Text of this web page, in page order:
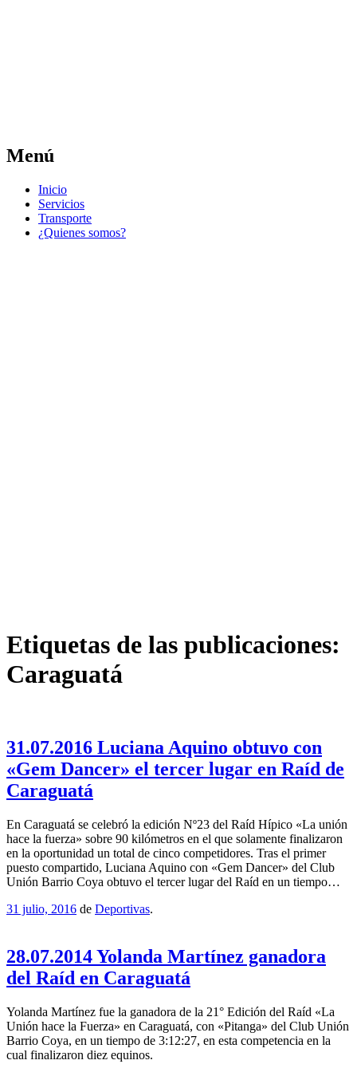
Menú
contenido
Inicio
Servicios
Transporte
¿Quienes somos?
Etiquetas de las publicaciones:
Caraguatá
31.07.2016 Luciana Aquino obtuvo con
«Gem Dancer» el tercer lugar en Raíd de
Caraguatá
En Caraguatá se celebró la edición Nº23 del Raíd Hípico «La unión
hace la fuerza» sobre 90 kilómetros en el que solamente finalizaron
en la oportunidad un total de cinco competidores. Tras el primer
puesto compartido, Luciana Aquino con «Gem Dancer» del Club
Unión Barrio Coya obtuvo el tercer lugar del Raíd en un tiempo…
31 julio, 2016 de Deportivas.
28.07.2014 Yolanda Martínez ganadora
del Raíd en Caraguatá
Yolanda Martínez fue la ganadora de la 21° Edición del Raíd «La
Unión hace la Fuerza» en Caraguatá, con «Pitanga» del Club Unión
Barrio Coya, en un tiempo de 3:12:27, en esta competencia en la
cual finalizaron diez equinos.